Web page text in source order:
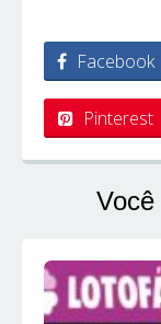
Facebook
Pinterest
Você